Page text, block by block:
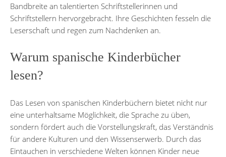
Bandbreite an talentierten Schriftstellerinnen und
Schriftstellern hervorgebracht. Ihre Geschichten fesseln die
Leserschaft und regen zum Nachdenken an.
Warum spanische Kinderbücher
lesen?
Das Lesen von spanischen Kinderbüchern bietet nicht nur
eine unterhaltsame Möglichkeit, die Sprache zu üben,
sondern fördert auch die Vorstellungskraft, das Verständnis
für andere Kulturen und den Wissenserwerb. Durch das
Eintauchen in verschiedene Welten können Kinder neue